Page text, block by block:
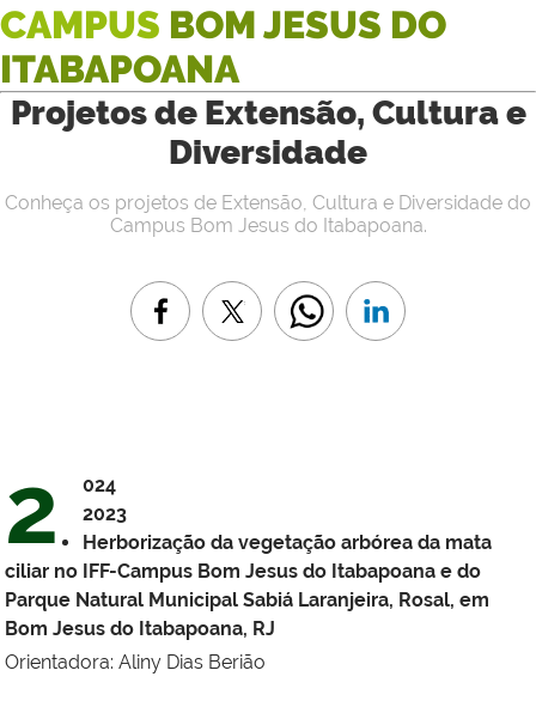
CAMPUS BOM JESUS DO
ITABAPOANA
Projetos de Extensão, Cultura e
Diversidade
Conheça os projetos de Extensão, Cultura e Diversidade do
Campus Bom Jesus do Itabapoana.
2
024
2023
Herborização da vegetação arbórea da mata
ciliar no IFF-Campus Bom Jesus do Itabapoana e do
Parque Natural Municipal Sabiá Laranjeira, Rosal, em
Bom Jesus do Itabapoana, RJ
Orientadora: Aliny Dias Berião